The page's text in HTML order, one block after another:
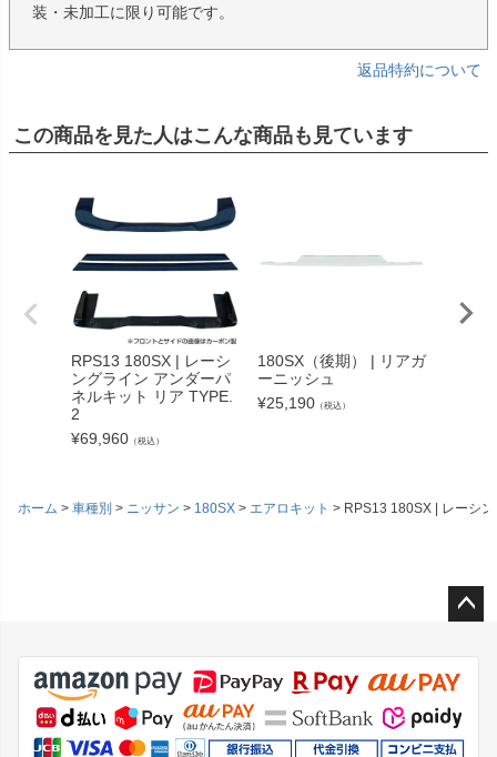
装・未加工に限り可能です。
返品特約について
この商品を見た人はこんな商品も見ています
RPS13 180SX | レーシ
ングライン アンダーパ
ネルキット リア TYPE.
2
¥69,960 （税込）
180SX（後期） | リアガ
ーニッシュ
¥25,190 （税込）
ホーム 車種別 ニッサン 180SX エアロキット RPS13 180SX | レーシ
ジト
ップ
へ